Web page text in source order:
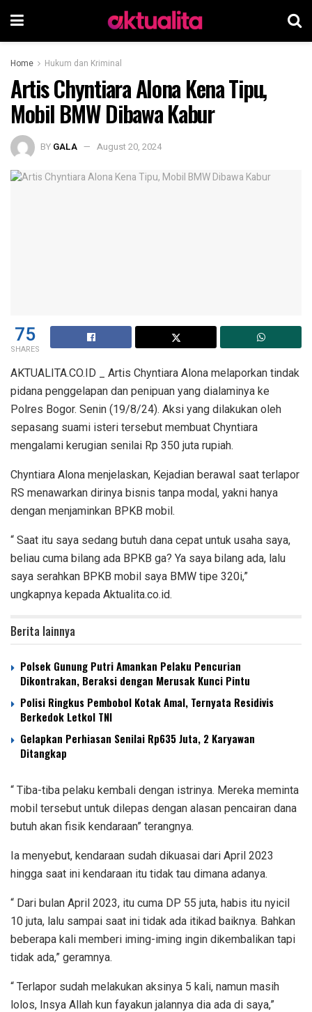
Home Hukum dan Kriminal
Artis Chyntiara Alona Kena Tipu,
Mobil BMW Dibawa Kabur
BY GALA August 20, 2024
75
SHARES
AKTUALITA.CO.ID _ Artis Chyntiara Alona melaporkan tindak
pidana penggelapan dan penipuan yang dialaminya ke
Polres Bogor. Senin (19/8/24). Aksi yang dilakukan oleh
sepasang suami isteri tersebut membuat Chyntiara
mengalami kerugian senilai Rp 350 juta rupiah.
Chyntiara Alona menjelaskan, Kejadian berawal saat terlapor
RS menawarkan dirinya bisnis tanpa modal, yakni hanya
dengan menjaminkan BPKB mobil.
“ Saat itu saya sedang butuh dana cepat untuk usaha saya,
beliau cuma bilang ada BPKB ga? Ya saya bilang ada, lalu
saya serahkan BPKB mobil saya BMW tipe 320i,”
ungkapnya kepada Aktualita.co.id.
Berita lainnya
Polsek Gunung Putri Amankan Pelaku Pencurian
Dikontrakan, Beraksi dengan Merusak Kunci Pintu
Polisi Ringkus Pembobol Kotak Amal, Ternyata Residivis
Berkedok Letkol TNI
Gelapkan Perhiasan Senilai Rp635 Juta, 2 Karyawan
Ditangkap
“ Tiba-tiba pelaku kembali dengan istrinya. Mereka meminta
mobil tersebut untuk dilepas dengan alasan pencairan dana
butuh akan fisik kendaraan” terangnya.
Ia menyebut, kendaraan sudah dikuasai dari April 2023
hingga saat ini kendaraan itu tidak tau dimana adanya.
“ Dari bulan April 2023, itu cuma DP 55 juta, habis itu nyicil
10 juta, lalu sampai saat ini tidak ada itikad baiknya. Bahkan
beberapa kali memberi iming-iming ingin dikembalikan tapi
tidak ada,” geramnya.
“ Terlapor sudah melakukan aksinya 5 kali, namun masih
lolos, Insya Allah kun fayakun jalannya dia ada di saya,”